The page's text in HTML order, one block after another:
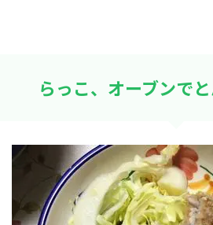
らっこ、オーブンで